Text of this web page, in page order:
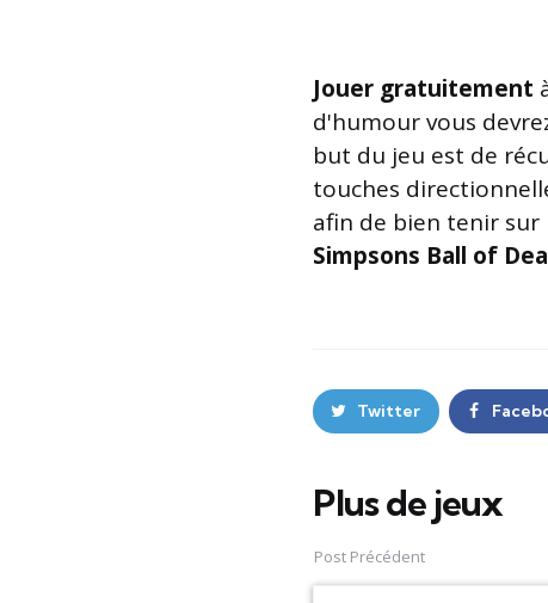
Jouer gratuitement
d'humour vous
but du jeu est de
touches
afin de bien tenir
Simpsons Ball of
Twitter
Plus de jeux
Post
navigation
Post Précédent